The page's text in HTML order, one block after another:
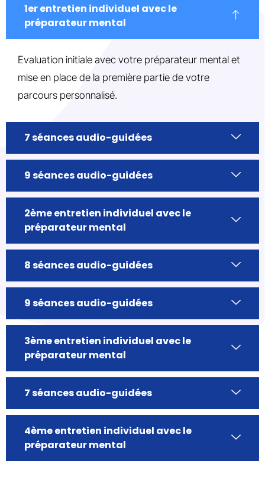
1er entretien individuel avec le
préparateur mental
Evaluation initiale avec votre préparateur mental et
mise en place de la première partie de votre
parcours personnalisé.
7 séances audio-guidées
9 séances audio-guidées
2ème entretien individuel avec le
préparateur mental
8 séances audio-guidées
9 séances audio-guidées
3ème entretien individuel avec le
préparateur mental
7 séances audio-guidées
4ème entretien individuel avec le
préparateur mental